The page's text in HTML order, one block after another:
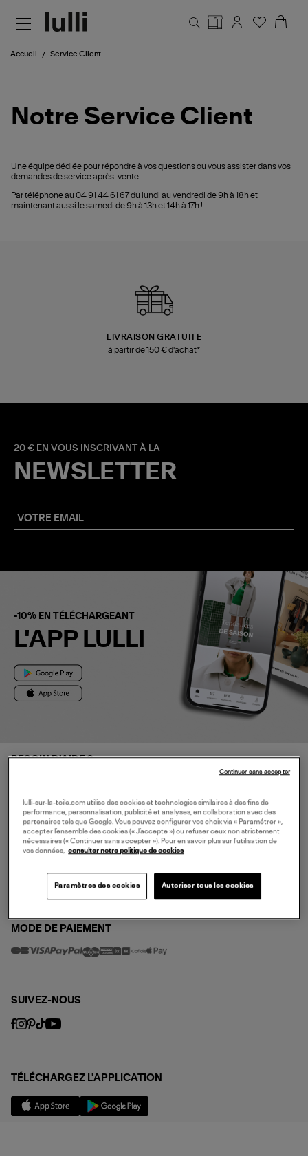
Accueil Service Client
Notre Service Client
Une équipe dédiée pour répondre à vos questions ou vous assister dans vos
demandes de service après-vente.
Par téléphone au 04 91 44 61 67 du lundi au vendredi de 9h à 18h et
maintenant aussi le samedi de 9h à 13h et 14h à 17h !
LIVRAISON GRATUITE
à partir de 150 € d'achat*
20 € EN VOUS INSCRIVANT À LA
NEWSLETTER
-10% EN TÉLÉCHARGEANT
L'APP LULLI
BESOIN D'AIDE ?
NOS SERVICES
MODE DE PAIEMENT
SUIVEZ-NOUS
TÉLÉCHARGEZ L'APPLICATION
lulli-sur-la-toile.com utilise des cookies et technologies similaires à des fins de
performance, personnalisation, publicité et analyses, en collaboration avec des
partenaires tels que Google. Vous pouvez configurer vos choix via « Paramétrer »,
accepter l’ensemble des cookies (« J’accepte ») ou refuser ceux non strictement
nécessaires (« Continuer sans accepter »). Pour en savoir plus sur l’utilisation de
vos données, consulter notre politique de cookies
Paramètres des cookies Autoriser tous les cookies
Continuer sans accepter